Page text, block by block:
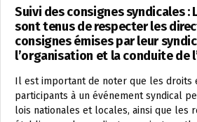
Suivi des consignes syndicales
sont tenus de respecter les
consignes émises par leur
l’organisation et la conduite de
Il est important de noter que les droits
participants à un événement syndical
lois nationales et locales, ainsi que les